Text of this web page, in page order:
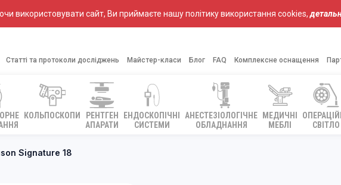
використовувати сайт, Ви приймаєте нашу політику використання cookies,
Статті та протоколи досліджень Майстер-класи Блог FAQ Комплексне оснащення
КОЛЬПОСКОПИ
РЕНТГЕН
АПАРАТИ
ЕНДОСКОПІЧНІ
СИСТЕМИ
АНЕСТЕЗІОЛОГІЧНЕ
ОБЛАДНАННЯ
МЕДИЧНІ
МЕБЛІ
СВІТЛО
Signature 18